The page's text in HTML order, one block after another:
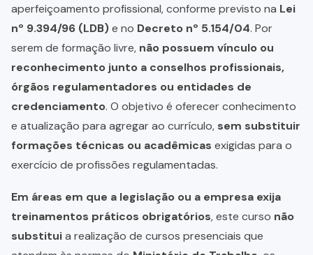
aperfeiçoamento profissional, conforme previsto na Lei
nº 9.394/96 (LDB)e no Decreto nº 5.154/04. Por
serem de formação livre, não possuem vínculo ou
reconhecimento junto a conselhos profissionais,
órgãos regulamentadores ou entidades de
credenciamento. O objetivo é oferecer conhecimento
e atualização para agregar ao currículo, sem substituir
formações técnicas ou acadêmicas exigidas para o
exercício de profissões regulamentadas.
Em áreas em que a legislação ou a empresa exija
treinamentos práticos obrigatórios, este curso não
substituia realização de cursos presenciais que